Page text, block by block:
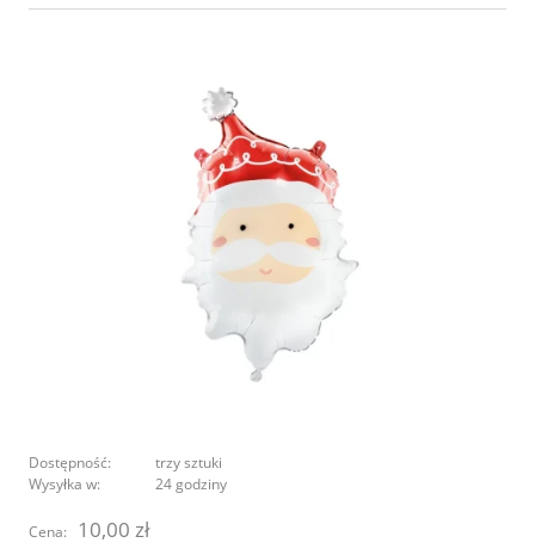
Dostępność:
trzy sztuki
Wysyłka w:
24 godziny
Cena: 10,00 zł